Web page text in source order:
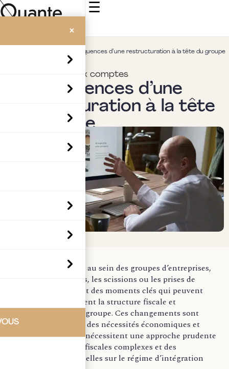
☰
×
Conséquences d’une restructuration à la tête du groupe
Commissariat aux comptes
Conséquences d’une
restructuration à la tête
du groupe
Les restructurations au sein des groupes d’entreprises,
telles que les fusions, les scissions ou les prises de
contrôle, constituent des moments clés qui peuvent
modifier profondément la structure fiscale et
opérationnelle d’un groupe. Ces changements sont
souvent motivés par des nécessités économiques et
financières, mais ils nécessitent une approche prudente
en raison des règles fiscales complexes et des
implications potentielles sur le régime d’intégration